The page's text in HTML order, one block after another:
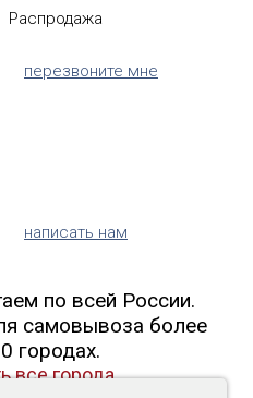
Распродажа
перезвоните мне
написать нам
по всей России.
самовывоза более
городах.
все города